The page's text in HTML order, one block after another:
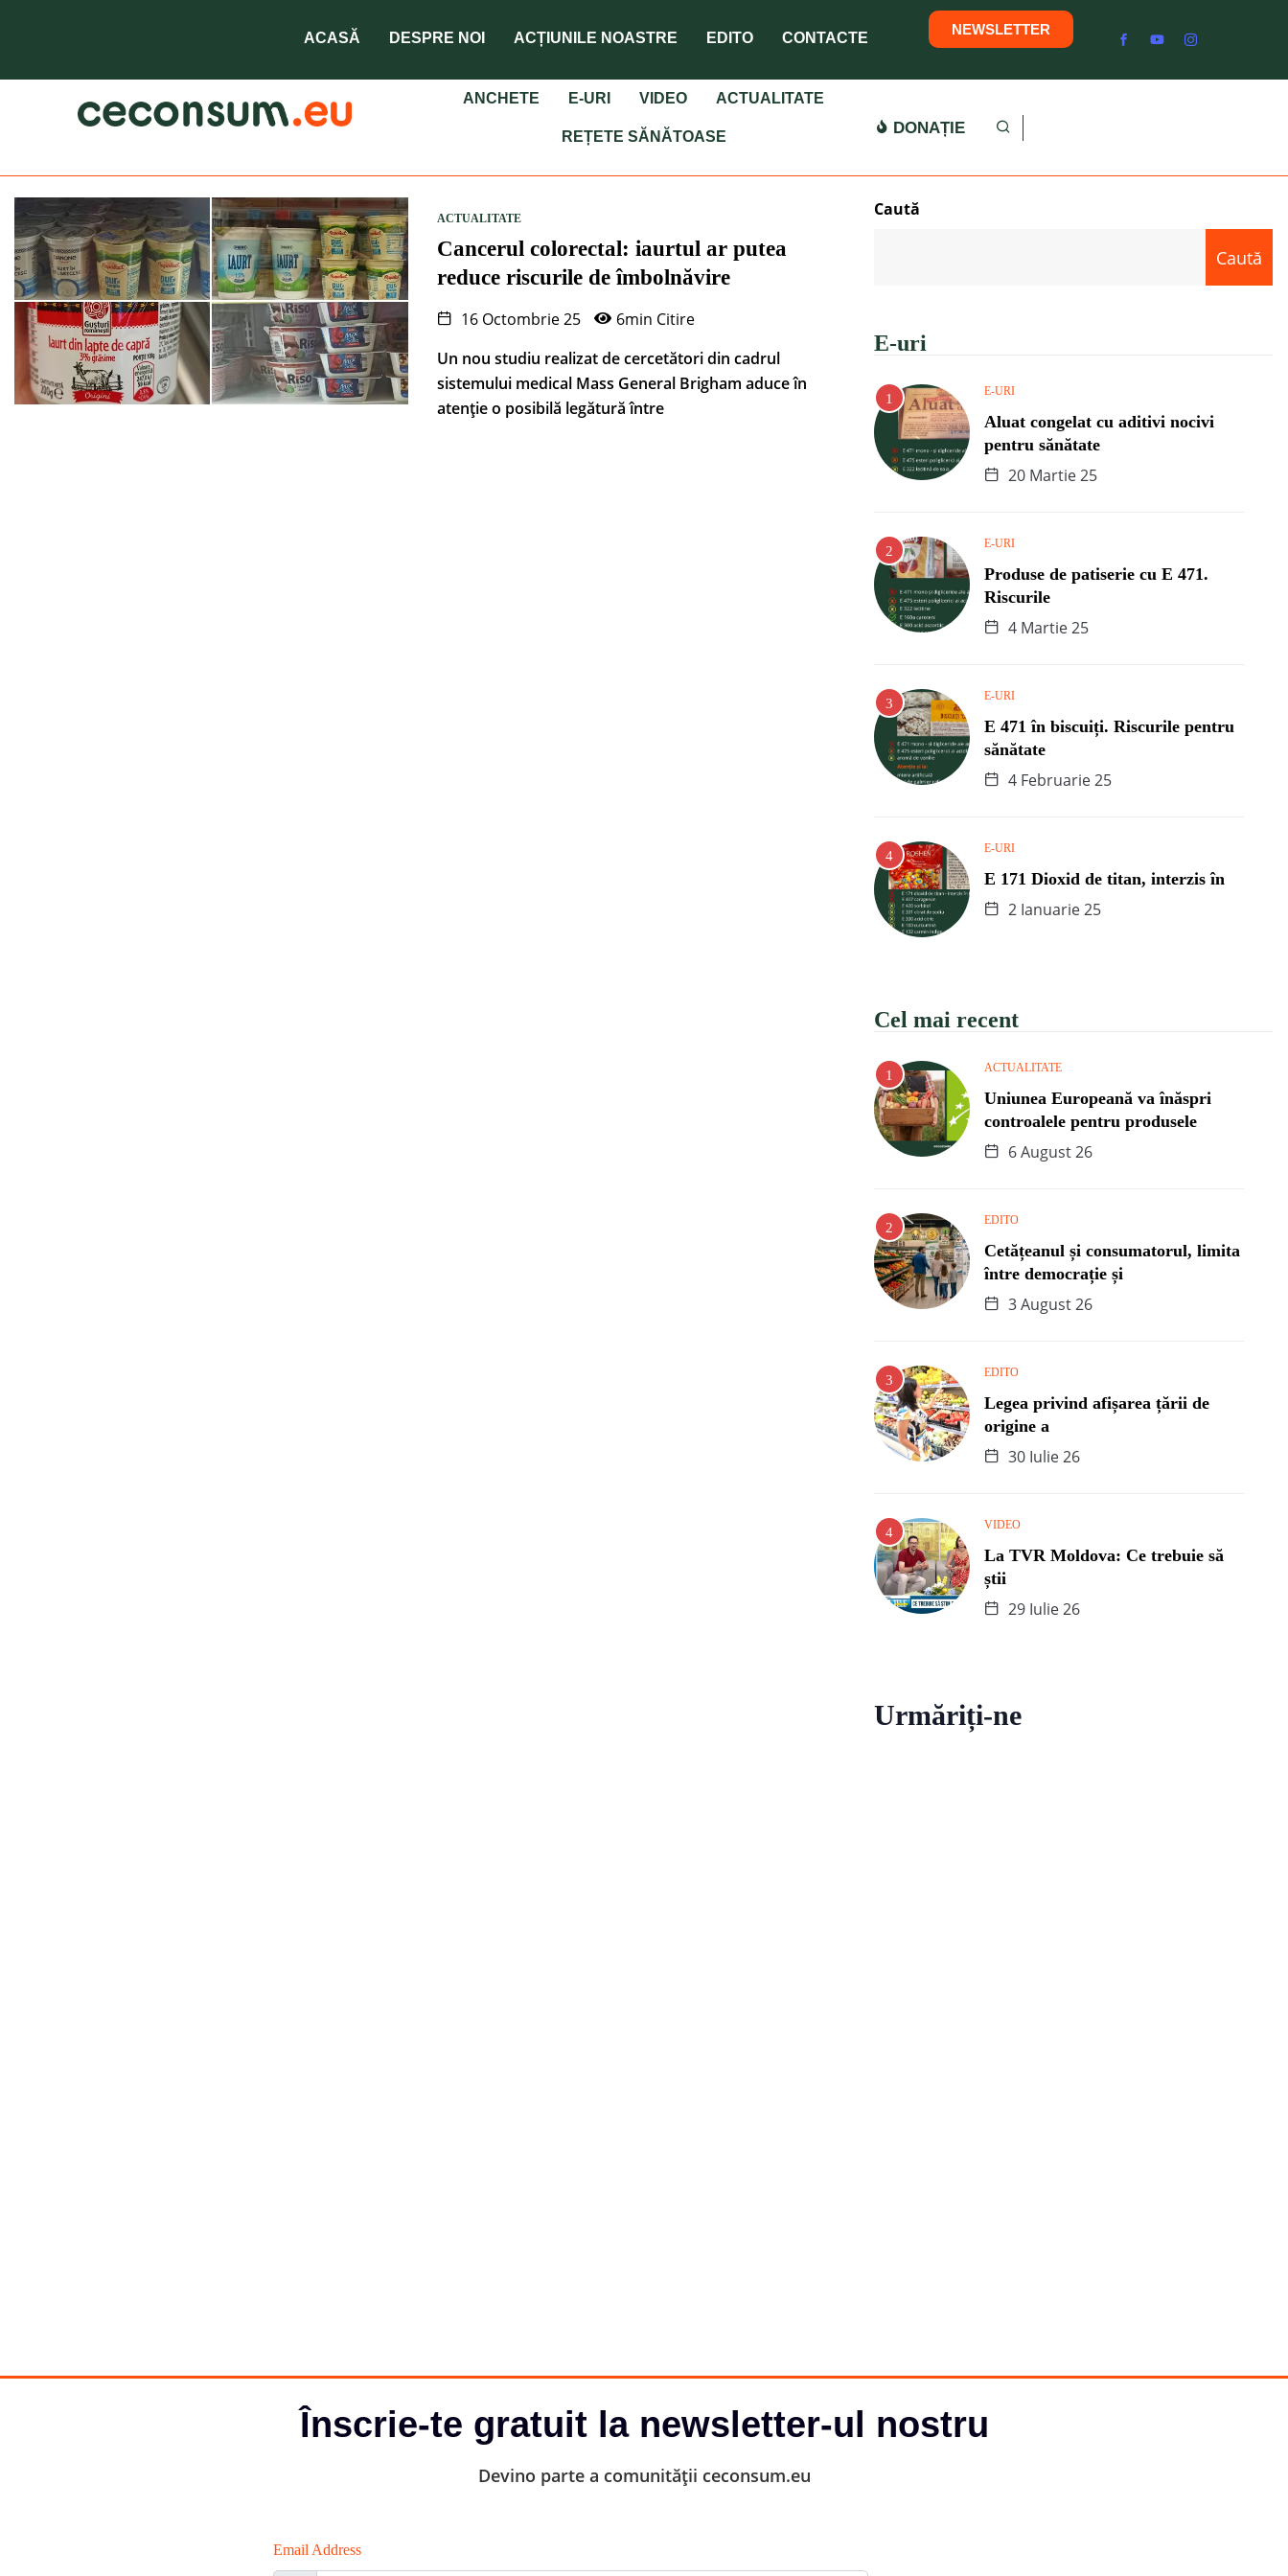
ACASĂ DESPRE NOI ACȚIUNILE NOASTRE EDITO CONTACTE
NEWSLETTER
ANCHETE E-URI VIDEO ACTUALITATE
REȚETE SĂNĂTOASE DONAȚIE
ACTUALITATE
Cancerul colorectal: iaurtul ar putea
reduce riscurile de îmbolnăvire
16 Octombrie 25
6min Citire
Un nou studiu realizat de cercetători din cadrul
sistemului medical Mass General Brigham aduce în
atenție o posibilă legătură între
Caută
Caută
E-uri
E-URI
Aluat congelat cu aditivi nocivi
pentru sănătate
20 Martie 25
E-URI
Produse de patiserie cu E 471.
Riscurile
4 Martie 25
E-URI
E 471 în biscuiți. Riscurile pentru
sănătate
4 Februarie 25
E-URI
E 171 Dioxid de titan, interzis în
2 Ianuarie 25
Cel mai recent
ACTUALITATE
Uniunea Europeană va înăspri
controalele pentru produsele
6 August 26
EDITO
Cetățeanul și consumatorul, limita
între democrație și
3 August 26
EDITO
Legea privind afișarea țării de
origine a
30 Iulie 26
VIDEO
La TVR Moldova: Ce trebuie să
știi
29 Iulie 26
Urmăriți-ne
Înscrie-te gratuit la newsletter-ul nostru
Devino parte a comunității ceconsum.eu
Email Address